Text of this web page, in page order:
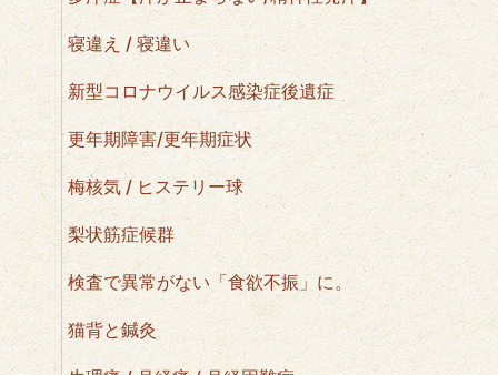
寝違え / 寝違い
新型コロナウイルス感染症後遺症
更年期障害/更年期症状
梅核気 / ヒステリー球
梨状筋症候群
検査で異常がない「食欲不振」に。
猫背と鍼灸